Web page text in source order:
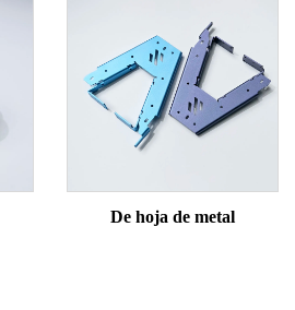
De hoja de metal